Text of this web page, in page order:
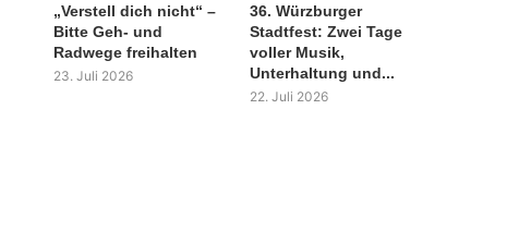
„Verstell dich nicht“ –
Bitte Geh- und
Radwege freihalten
23. Juli 2026
36. Würzburger
Stadtfest: Zwei Tage
voller Musik,
Unterhaltung und...
22. Juli 2026